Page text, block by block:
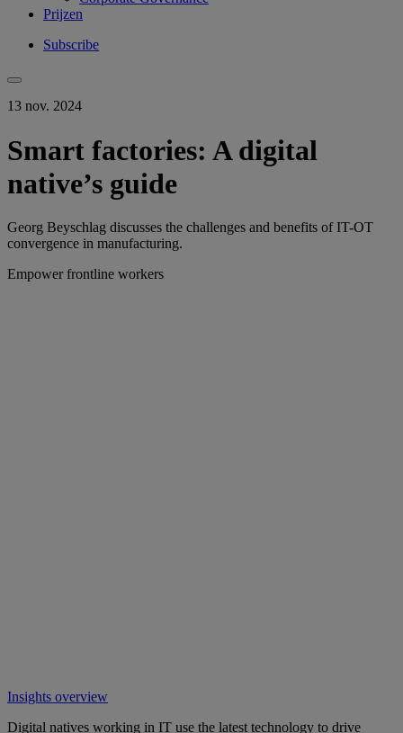
Prijzen
Subscribe
13 nov. 2024
Smart factories: A digital
native’s guide
Georg Beyschlag discusses the challenges and benefits of IT-OT
convergence in manufacturing.
Empower frontline workers
Insights overview
Digital natives working in IT use the latest technology to drive